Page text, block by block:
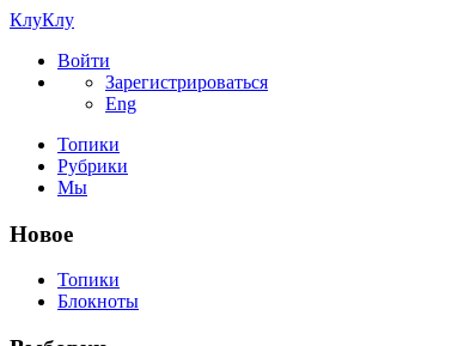
КлуКлу
Войти
Зарегистрироваться
Eng
Топики
Рубрики
Мы
Новое
Топики
Блокноты